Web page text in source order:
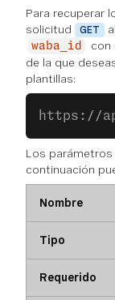
Para recuperar
solicitud
GET
waba_id
con
de la que
plantillas:
https://
Los
continuación
Nombre
Tipo
Requerido